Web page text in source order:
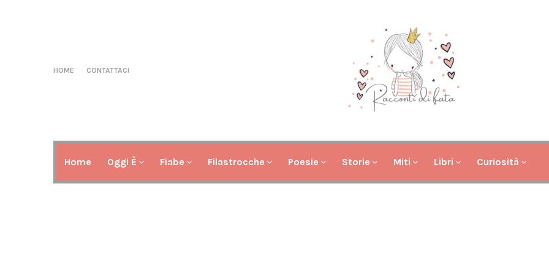
HOME CONTATTACI
Home Oggi È Fiabe Filastrocche Poesie Storie Miti Libri Curiosità